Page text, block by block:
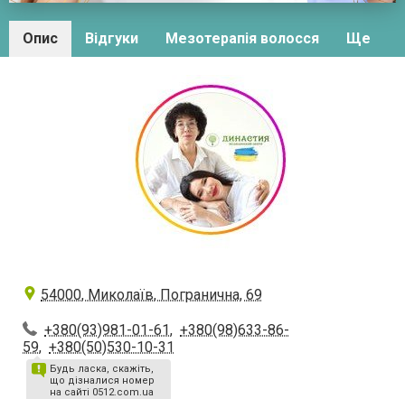
Опис Відгуки Мезотерапія волосся Ще
54000, Миколаїв, Погранична, 69
+380(93)981-01-61, +380(98)633-86-
59, +380(50)530-10-31
Будь ласка, скажіть,
що дізналися номер
на сайті 0512.com.ua